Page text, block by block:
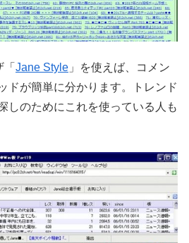
Jane Style 」を使えば、コメン
ドが簡単に分かります。トレンド
しのためにこれを使っている人も